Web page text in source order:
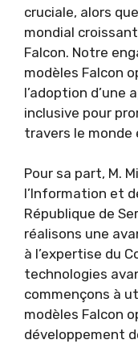
cruciale, alors
mondial
Falcon. Notre
modèles Falcon
l’adoption d’une
inclusive pour
travers le monde
Pour sa part, M.
l’Information et
République de
réalisons une
à l’expertise du
technologies
commençons à
modèles Falcon
développement